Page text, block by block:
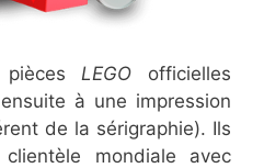
LEGO officielles
à une impression
de la sérigraphie). Ils
mondiale avec